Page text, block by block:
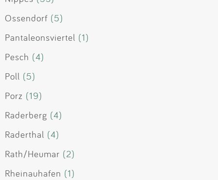
Ossendorf (5)
Pantaleonsviertel (1)
Pesch (4)
Poll (5)
Porz (19)
Raderberg (4)
Raderthal (4)
Rath/Heumar (2)
Rheinauhafen (1)